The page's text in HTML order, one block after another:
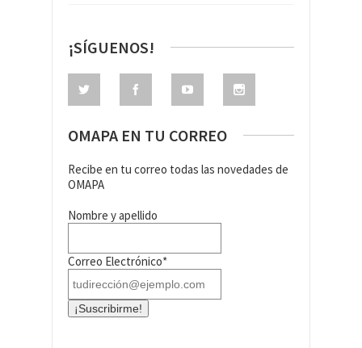
¡SÍGUENOS!
OMAPA EN TU CORREO
Recibe en tu correo todas las novedades de
OMAPA
Nombre y apellido
Correo Electrónico*